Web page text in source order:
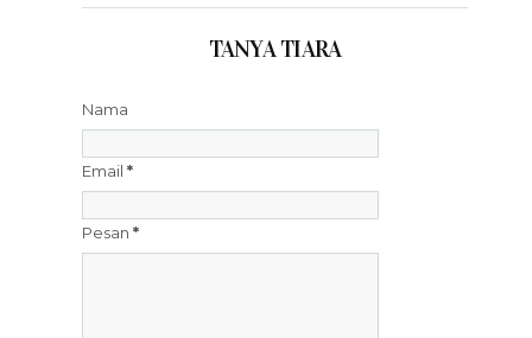
TANYA TIARA
Nama
Email *
Pesan *